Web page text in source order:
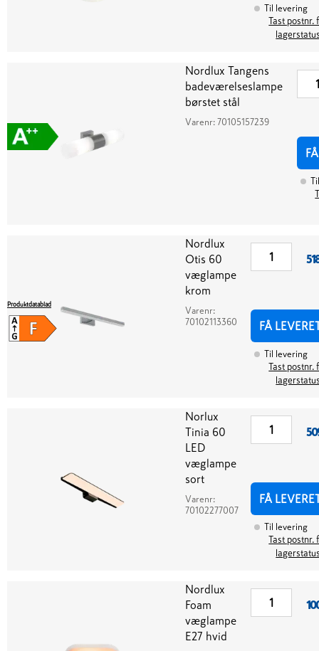
Til levering
Tast postnr.
Nordlux Tangens
badeværelseslampe
børstet stål
Varenr: 70105157239
Nordlux
Otis 60
væglampe
krom
Varenr:
70102113360
Produktdatablad
FÅ
Til levering
Tast postnr.
Norlux
Tinia 60
LED
væglampe
sort
Varenr:
70102277007
FÅ
Til levering
Tast postnr.
Nordlux
Foam
væglampe
E27 hvid